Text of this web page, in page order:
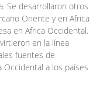
Se desarrollaron otros
Oriente y en Africa
en Africa Occidental.
en la línea
fuentes de
Occidental a los países